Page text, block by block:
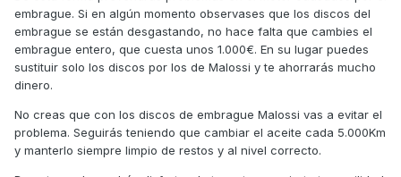
embrague. Si en algún momento observases que los discos del
embrague se están desgastando, no hace falta que cambies el
embrague entero, que cuesta unos 1.000€. En su lugar puedes
sustituir solo los discos por los de Malossi y te ahorrarás mucho
dinero.
No creas que con los discos de embrague Malossi vas a evitar el
problema. Seguirás teniendo que cambiar el aceite cada 5.000Km
y manterlo siempre limpio de restos y al nivel correcto.